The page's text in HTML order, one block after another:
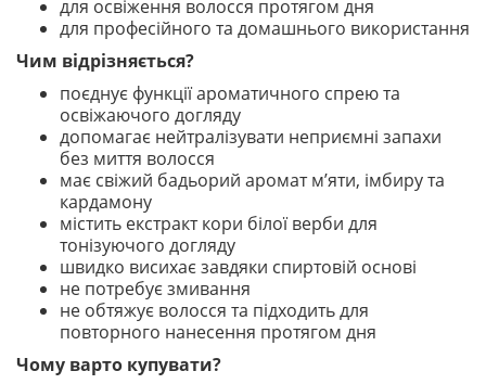
для освіження волосся протягом дня
для професійного та домашнього використання
Чим відрізняється?
поєднує функції ароматичного спрею та
освіжаючого догляду
допомагає нейтралізувати неприємні запахи
без миття волосся
має свіжий бадьорий аромат м’яти, імбиру та
кардамону
містить екстракт кори білої верби для
тонізуючого догляду
швидко висихає завдяки спиртовій основі
не потребує змивання
не обтяжує волосся та підходить для
повторного нанесення протягом дня
Чому варто купувати?